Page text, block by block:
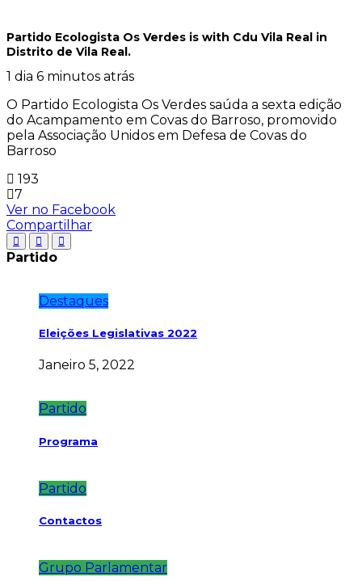
Partido Ecologista Os Verdes is with Cdu Vila Real in
Distrito de Vila Real.
1 dia 6 minutos atrás
O Partido Ecologista Os Verdes saúda a sexta edição
do Acampamento em Covas do Barroso, promovido
pela Associação Unidos em Defesa de Covas do
Barroso
193
7
Ver no Facebook
Compartilhar
Partido
Destaques
Eleições Legislativas 2022
Janeiro 5, 2022
Partido
Programa
Partido
Contactos
Grupo Parlamentar